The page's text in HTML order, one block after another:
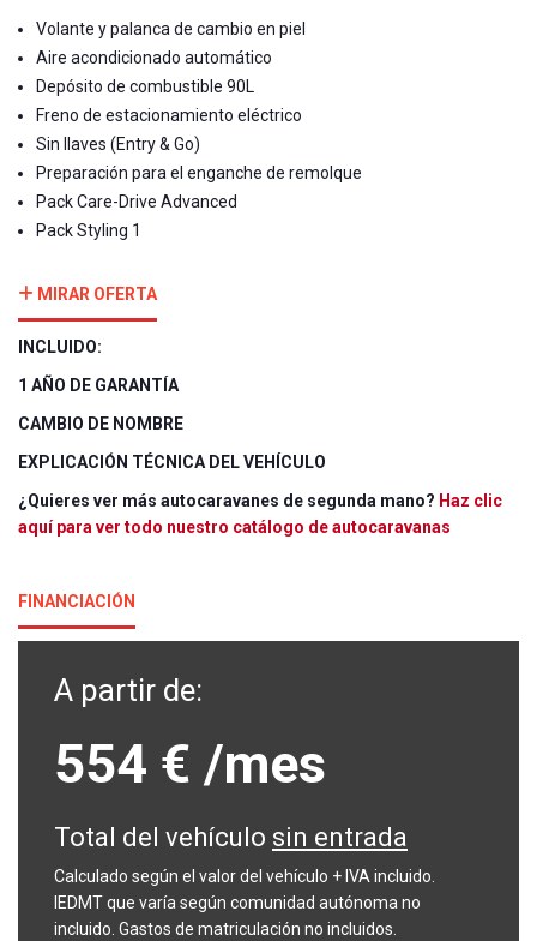
Volante y palanca de cambio en piel
Aire acondicionado automático
Depósito de combustible 90L
Freno de estacionamiento eléctrico
Sin llaves (Entry & Go)
Preparación para el enganche de remolque
Pack Care-Drive Advanced
Pack Styling 1
MIRAR OFERTA
INCLUIDO:
1 AÑO DE GARANTÍA
CAMBIO DE NOMBRE
EXPLICACIÓN TÉCNICA DEL VEHÍCULO
¿Quieres ver más autocaravanes de segunda mano? Haz clic
aquí para ver todo nuestro catálogo de autocaravanas
FINANCIACIÓN
A partir de:
554 € /mes
Total del vehículo sin entrada
Calculado según el valor del vehículo + IVA incluido.
IEDMT que varía según comunidad autónoma no
incluido. Gastos de matriculación no incluidos.